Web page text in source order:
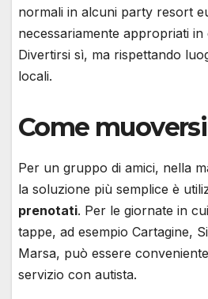
normali in alcuni party resort
necessariamente appropriati in
Divertirsi sì, ma rispettando
locali.
Come
Per un gruppo di amici, nella
la soluzione più semplice è
prenotati. Per le giornate in
tappe, ad esempio Cartagine,
Marsa, può essere
servizio con autista.